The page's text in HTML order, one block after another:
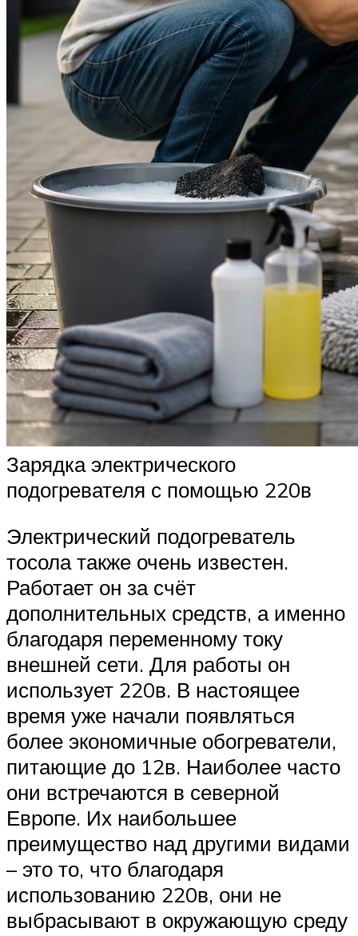
Зарядка электрического
подогревателя с помощью 220в
Электрический подогреватель
тосола также очень известен.
Работает он за счёт
дополнительных средств, а именно
благодаря переменному току
внешней сети. Для работы он
использует 220в. В настоящее
время уже начали появляться
более экономичные обогреватели,
питающие до 12в. Наиболее часто
они встречаются в северной
Европе. Их наибольшее
преимущество над другими видами
– это то, что благодаря
использованию 220в, они не
выбрасывают в окружающую среду